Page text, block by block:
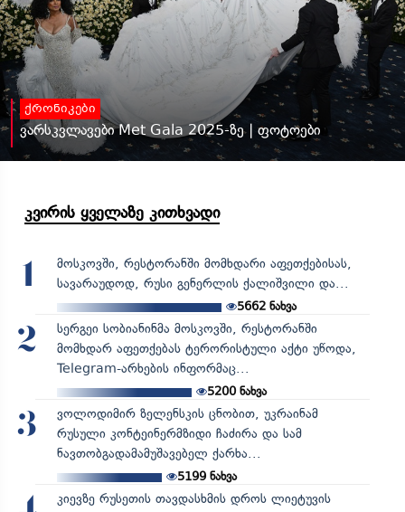
ქრონიკები
ვარსკვლავები Met Gala 2025-ზე | ფოტოები
კვირის ყველაზე კითხვადი
1
მოსკოვში, რესტორანში მომხდარი აფეთქებისას,
სავარაუდოდ, რუსი გენერლის ქალიშვილი და...
5662 ნახვა
2
სერგეი სობიანინმა მოსკოვში, რესტორანში
მომხდარ აფეთქებას ტერორისტული აქტი უწოდა,
Telegram-არხების ინფორმაც...
5200ნახვა
3
ვოლოდიმირ ზელენსკის ცნობით, უკრაინამ
რუსული კონტეინერმზიდი ჩაძირა და სამ
ნავთობგადამამუშავებელ ქარხა...
5199ნახვა
კიევზე რუსეთის თავდასხმის დროს ლიეტუვის